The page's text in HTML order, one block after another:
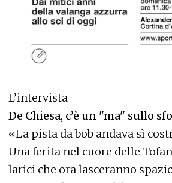
L’intervista
De Chiesa, c’è un "ma" sullo
«La pista da bob andava sì
Una ferita nel cuore delle
larici che ora lasceranno